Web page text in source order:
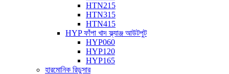
HTN215
HTN315
HTN415
HYP ফাঁপা খাদ ফ্ল্যাঞ্জ আউটপুট
HYP060
HYP120
HYP165
হারমোনিক রিডুসার